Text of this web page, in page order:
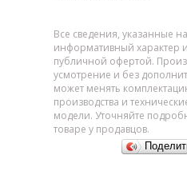
Все сведения, указанные
информативный характер
публичной офертой.
усмотрение и без
может менять
производства и
модели. Уточняйте
товаре у продавцов.